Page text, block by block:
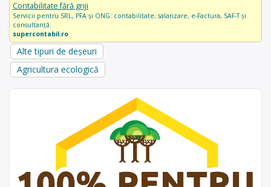
Contabilitate fără griji
Servicii pentru SRL, PFA și ONG: contabilitate, salarizare, e-Factura, SAF-T și
consultanță.
supercontabil.ro
Alte tipuri de deșeuri
Agricultura ecologică